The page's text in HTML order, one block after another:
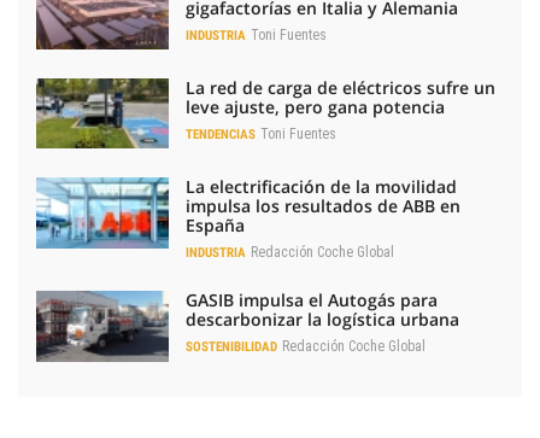
gigafactorías en Italia y Alemania
INDUSTRIA Toni Fuentes
La red de carga de eléctricos sufre un
leve ajuste, pero gana potencia
TENDENCIAS Toni Fuentes
La electrificación de la movilidad
impulsa los resultados de ABB en
España
INDUSTRIA Redacción Coche Global
GASIB impulsa el Autogás para
descarbonizar la logística urbana
SOSTENIBILIDAD Redacción Coche Global